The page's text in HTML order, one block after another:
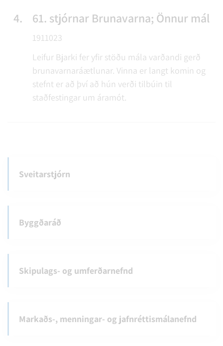
4. 61. stjórnar Brunavarna; Önnur mál
1911023
Leifur Bjarki fer yfir stöðu mála varðandi gerð
brunavarnaráætlunar. Vinna er langt komin og
stefnt er að því að hún verði tilbúin til
staðfestingar um áramót.
Sveitarstjórn
Byggðaráð
Skipulags- og umferðarnefnd
Markaðs-, menningar- og jafnréttismálanefnd